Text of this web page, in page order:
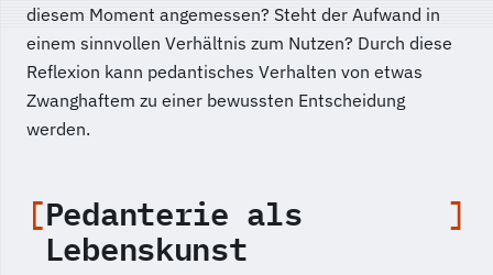
diesem Moment angemessen? Steht der Aufwand in
einem sinnvollen Verhältnis zum Nutzen? Durch diese
Reflexion kann pedantisches Verhalten von etwas
Zwanghaftem zu einer bewussten Entscheidung
werden.
Pedanterie als
Lebenskunst